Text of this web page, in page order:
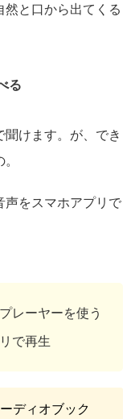
と口から出てくる
る
けます。が、でき
声をスマホアプリで
レーヤーを使う
で再生
ディオブック